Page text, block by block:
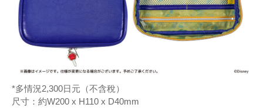
*多情況2,300日元（不含稅）
尺寸：約W200 x H110 x D40mm